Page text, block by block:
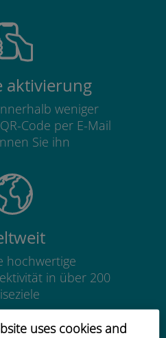
uses cookies and
aktivierung
weniger
Code per E-Mail
Sie ihn
hochwertige
in über 200